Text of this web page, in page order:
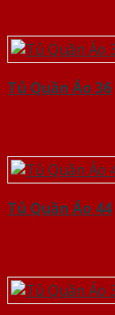
Tủ Quần Áo 36
Tủ Quần Áo 44